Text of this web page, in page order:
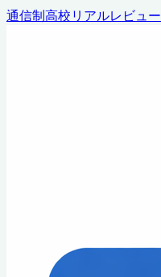
通信制高校リアルレビュー